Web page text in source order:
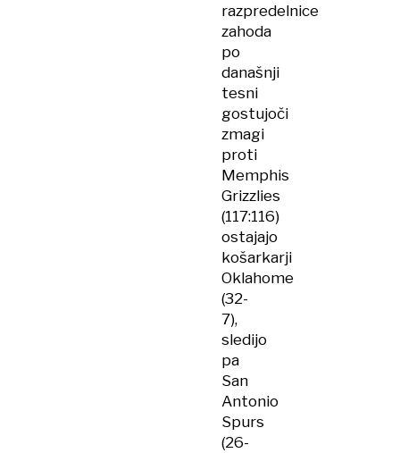
razpredelnice
zahoda
po
današnji
tesni
gostujoči
zmagi
proti
Memphis
Grizzlies
(117:116)
ostajajo
košarkarji
Oklahome
(32-
7),
sledijo
pa
San
Antonio
Spurs
(26-